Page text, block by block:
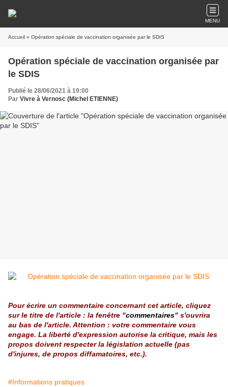
MENU
Accueil » Opération spéciale de vaccination organisée par le SDIS
Opération spéciale de vaccination organisée par
le SDIS
Publié le 28/06/2021 à 19:00
Par Vivre à Vernosc (Michel ETIENNE)
Pour écrire un commentaire concernant cet article, cliquez
sur le titre de l'article : la fenêtre "commentaires" s'ouvrira
au bas de l'article. Attention : votre commentaire vous
engage. La liberté d'expression autorise la critique, mais les
propos doivent respecter la législation actuelle (pas
d'injures, de propos diffamatoires, etc.).
#Informations pratiques